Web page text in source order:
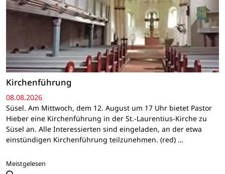
Kirchenführung
08.08.2026
Süsel. Am Mittwoch, dem 12. August um 17 Uhr bietet Pastor
Hieber eine Kirchenführung in der St.-Laurentius-Kirche zu
Süsel an. Alle Interessierten sind eingeladen, an der etwa
einstündigen Kirchenführung teilzunehmen. (red) …
Meistgelesen